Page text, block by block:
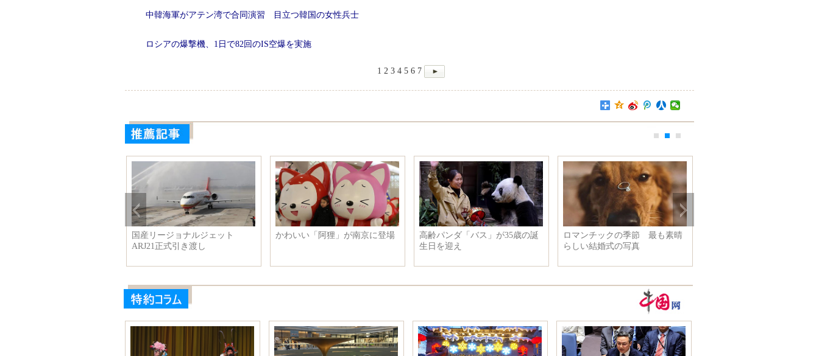
中韓海軍がアテン湾で合同演習 目立つ韓国の女性兵士
ロシアの爆撃機、1日で82回のIS空爆を実施
1 2 3 4 5 6 7
国産リージョナルジェット
ARJ21正式引き渡し
かわいい「阿狸」が南京に登場
高齢パンダ「バス」が35歳の誕
生日を迎え
ロマンチックの季節 最も素晴
らしい結婚式の写真